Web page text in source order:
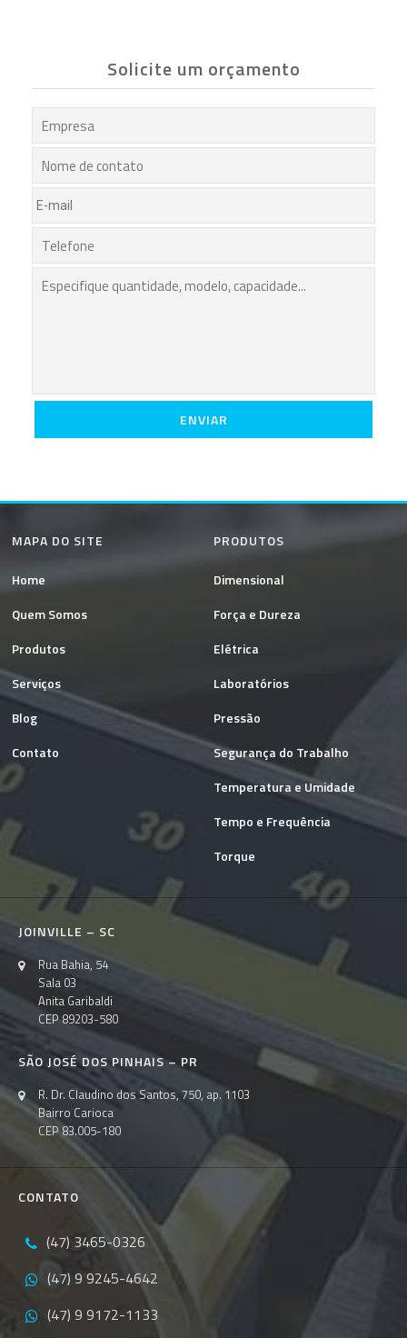
Solicite um orçamento
MAPA DO SITE
Home
Quem Somos
Produtos
Serviços
Blog
Contato
PRODUTOS
Dimensional
Força e Dureza
Elétrica
Laboratórios
Pressão
Segurança do Trabalho
Temperatura e Umidade
Tempo e Frequência
Torque
JOINVILLE – SC
Rua Bahia, 54
Sala 03
Anita Garibaldi
CEP 89203-580
SÃO JOSÉ DOS PINHAIS – PR
R. Dr. Claudino dos Santos, 750, ap. 1103
Bairro Carioca
CEP 83.005-180
CONTATO
(47) 3465-0326
(47) 9 9245-4642
(47) 9 9172-1133